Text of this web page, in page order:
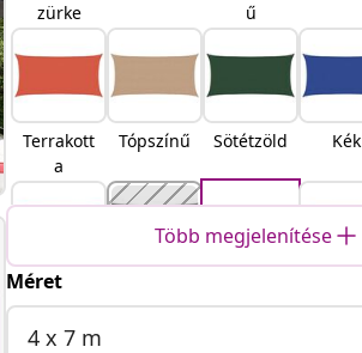
zürke
ű
Terrakott
a
Tópszínű Sötétzöld Kék
Piros
Több megjelenítése
Méret
4 x 7 m